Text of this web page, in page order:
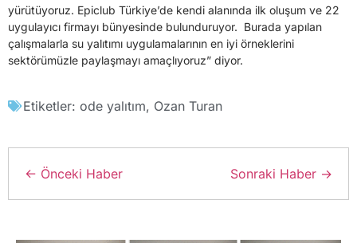
yürütüyoruz. Epiclub Türkiye’de kendi alanında ilk oluşum ve 22
uygulayıcı firmayı bünyesinde bulunduruyor. Burada yapılan
çalışmalarla su yalıtımı uygulamalarının en iyi örneklerini
sektörümüzle paylaşmayı amaçlıyoruz” diyor.
Etiketler: ode yalıtım, Ozan Turan
← Önceki Haber Sonraki Haber →